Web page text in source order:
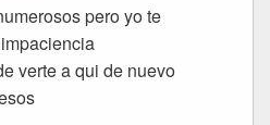
pero yo te
verte a qui de nuevo